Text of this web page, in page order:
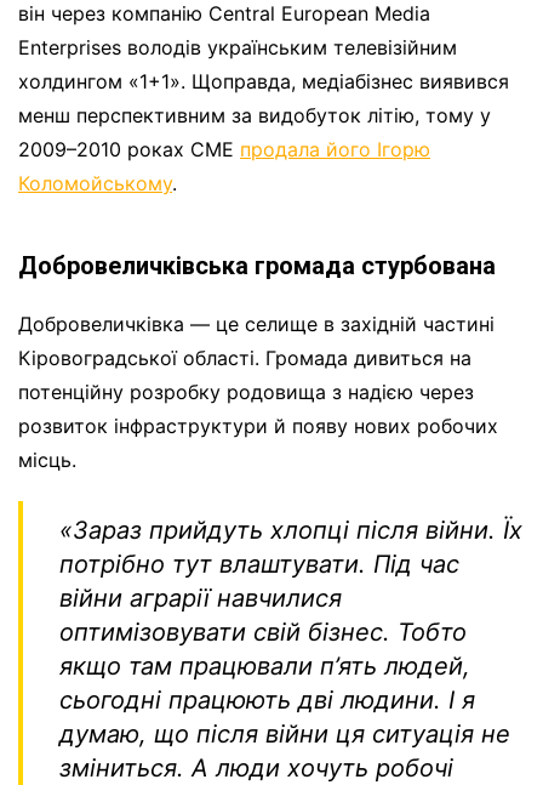
він через компанію Central European Media
Enterprises володів українським телевізійним
холдингом «1+1». Щоправда, медіабізнес виявився
менш перспективним за видобуток літію, тому у
2009–2010 роках СМЕ продала його Ігорю
Коломойському.
Добровеличківська громада стурбована
Добровеличківка — це селище в західній частині
Кіровоградської області. Громада дивиться на
потенційну розробку родовища з надією через
розвиток інфраструктури й появу нових робочих
місць.
«Зараз прийдуть хлопці після війни. Їх
потрібно тут влаштувати. Під час
війни аграрії навчилися
оптимізовувати свій бізнес. Тобто
якщо там працювали п’ять людей,
сьогодні працюють дві людини. І я
думаю, що після війни ця ситуація не
зміниться. А люди хочуть робочі